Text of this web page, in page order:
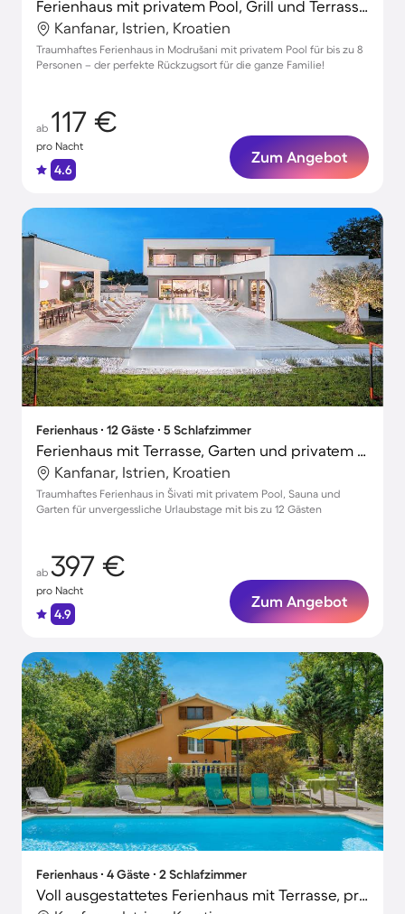
Ferienhaus mit privatem Pool, Grill und Terrasse | Naturblick
Kanfanar, Istrien, Kroatien
Traumhaftes Ferienhaus in Modrušani mit privatem Pool für bis zu 8
Personen – der perfekte Rückzugsort für die ganze Familie!
ab 117 €
pro Nacht
4.6
Zum Angebot
Ferienhaus ∙ 12 Gäste ∙ 5 Schlafzimmer
Ferienhaus mit Terrasse, Garten und privatem Pool | Naturblick
Kanfanar, Istrien, Kroatien
Traumhaftes Ferienhaus in Šivati mit privatem Pool, Sauna und
Garten für unvergessliche Urlaubstage mit bis zu 12 Gästen
ab 397 €
pro Nacht
4.9
Zum Angebot
Ferienhaus ∙ 4 Gäste ∙ 2 Schlafzimmer
Voll ausgestattetes Ferienhaus mit Terrasse, privatem Pool und Grill